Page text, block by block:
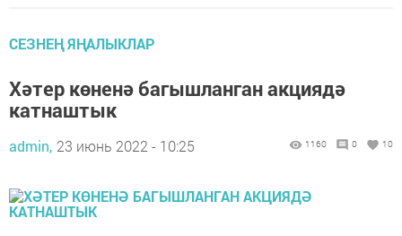
СЕЗНЕҢ ЯҢАЛЫКЛАР
Хәтер көненә багышланган акциядә
катнаштык
admin, 23 июнь 2022 - 10:25 1160 0 10